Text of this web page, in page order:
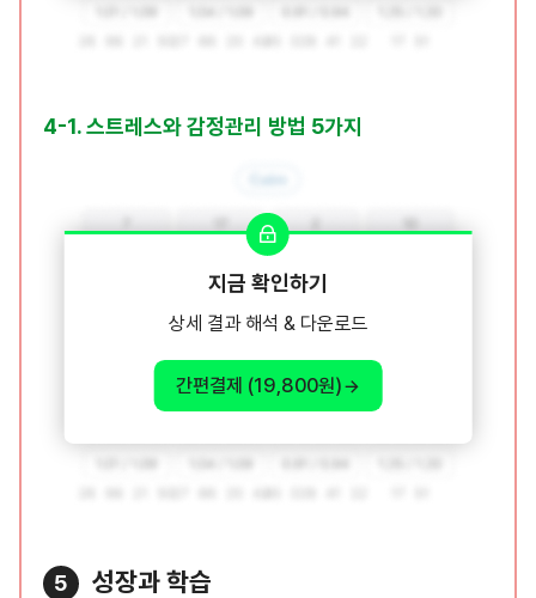
4-1. 스트레스와 감정관리 방법 5가지
지금 확인하기
상세 결과 해석 & 다운로드
간편결제 (19,800원)
5 성장과 학습